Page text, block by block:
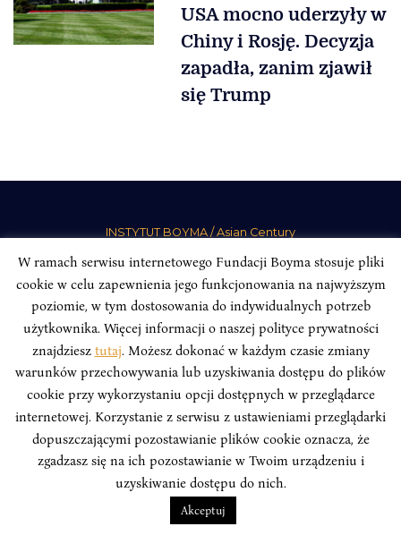
USA mocno uderzyły w
Chiny i Rosję. Decyzja
zapadła, zanim zjawił
się Trump
INSTYTUT BOYMA / Asian Century
Odwiedź nas w mediach społecznościowych:
INSTYTUT BOYMA. WSZELKIE PRAWA ZASTRZEŻONE. Polityka
Prywatności Serwisu
Polityka Prywatności Fundacji
designBeata Świerczyńska, developmentAlan Głodek
W ramach serwisu internetowego Fundacji Boyma stosuje pliki
cookie w celu zapewnienia jego funkcjonowania na najwyższym
poziomie, w tym dostosowania do indywidualnych potrzeb
użytkownika. Więcej informacji o naszej polityce prywatności
znajdziesz tutaj. Możesz dokonać w każdym czasie zmiany
warunków przechowywania lub uzyskiwania dostępu do plików
cookie przy wykorzystaniu opcji dostępnych w przeglądarce
internetowej. Korzystanie z serwisu z ustawieniami przeglądarki
dopuszczającymi pozostawianie plików cookie oznacza, że
zgadzasz się na ich pozostawianie w Twoim urządzeniu i
uzyskiwanie dostępu do nich.
Akceptuj